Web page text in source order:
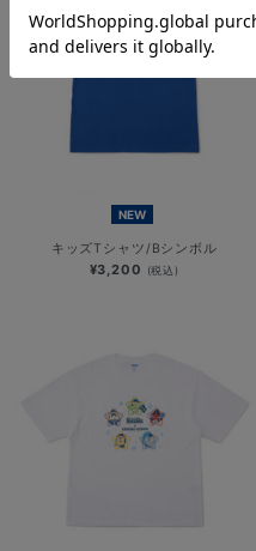
NEW
キッズTシャツ/Bシンボル
¥3,200 (税込)